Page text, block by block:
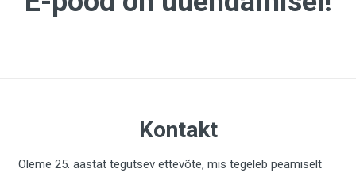
Kontakt
Oleme 25. aastat tegutsev ettevõte, mis tegeleb peamiselt